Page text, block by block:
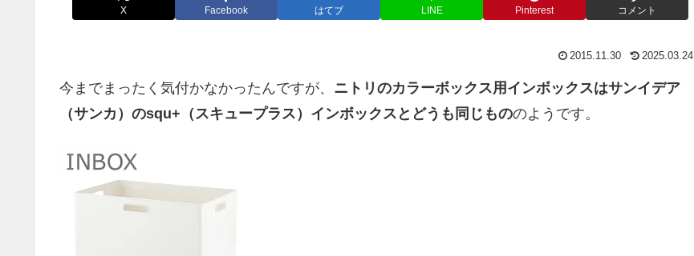
X Facebook はてブ LINE Pinterest コメント
2015.11.30 2025.03.24
今までまったく気付かなかったんですが、 ニトリのカラーボックス用インボックスはサンイデア
（サンカ）のsqu+（スキュープラス）インボックスとどうも同じもののようです。